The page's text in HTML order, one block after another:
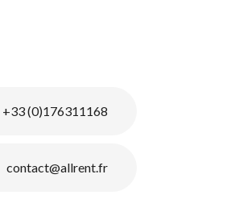
+33 (0)176311168
contact@allrent.fr